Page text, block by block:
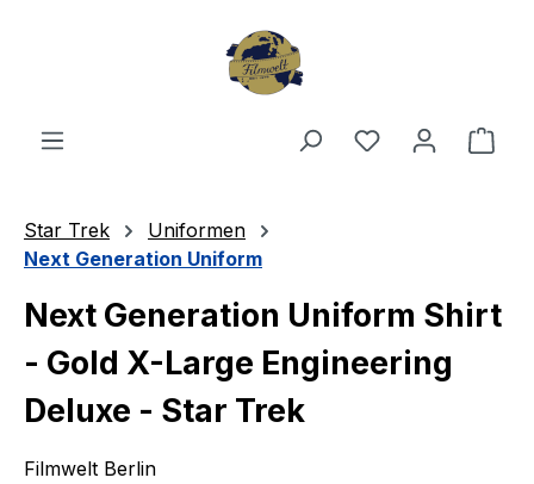
Du hast 0
Star Trek
Uniformen
Next Generation Uniform
Next Generation Uniform Shirt
- Gold X-Large Engineering
Deluxe - Star Trek
Filmwelt Berlin